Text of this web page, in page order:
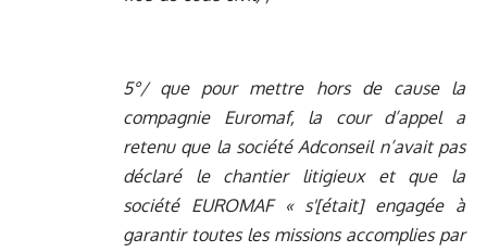
5°/ que pour mettre hors de cause la
compagnie Euromaf, la cour d’appel a
retenu que la société Adconseil n’avait pas
déclaré le chantier litigieux et que la
société EUROMAF « s'[était] engagée à
garantir toutes les missions accomplies par